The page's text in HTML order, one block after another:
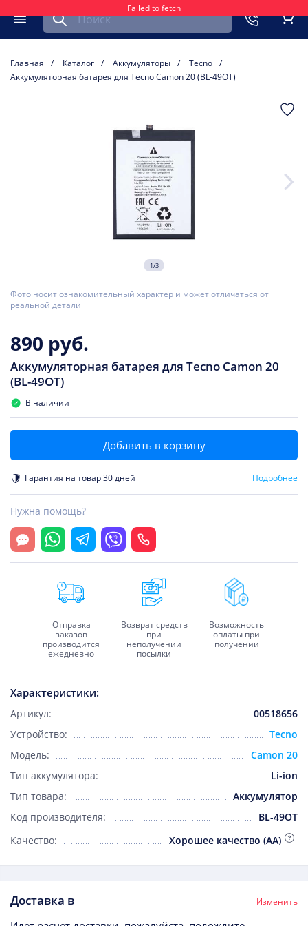
Failed to fetch
Меню
Найти запчасть для мобильного устройства
Главная Каталог Аккумуляторы
Tecno
Аккумуляторная батарея для Tecno Camon 20 (BL-49OT)
1/3
Фото носит ознакомительный характер и может отличаться от
реальной детали
Характеристики:
Артикул:
00518656
Устройство:
Tecno
Модель:
Camon 20
Тип аккумулятора:
Li-ion
Тип товара:
Аккумулятор
Код производителя:
BL-49OT
Качество:
Хорошее качество (AA)
890 руб.
Аккумуляторная батарея для Tecno Camon 20
(BL-49OT)
В наличии
Добавить в корзину
Гарантия на товар 30 дней Подробнее
Нужна помощь?
Открыть чат
WhatsappTelegramViber Позвонить
Доставка в Изменить
Отправка
заказов
производится
ежедневно
Возврат средств
при
неполучении
посылки
Возможность
оплаты при
получении